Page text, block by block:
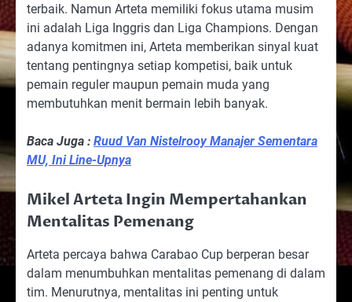
terbaik. Namun Arteta memiliki fokus utama musim
ini adalah Liga Inggris dan Liga Champions. Dengan
adanya komitmen ini, Arteta memberikan sinyal kuat
tentang pentingnya setiap kompetisi, baik untuk
pemain reguler maupun pemain muda yang
membutuhkan menit bermain lebih banyak.
Baca Juga : Ruud Van Nistelrooy Manajer Sementara
MU, Ini Line-Upnya
Mikel Arteta Ingin Mempertahankan
Mentalitas Pemenang
Arteta percaya bahwa Carabao Cup berperan besar
dalam menumbuhkan mentalitas pemenang di dalam
tim. Menurutnya, mentalitas ini penting untuk